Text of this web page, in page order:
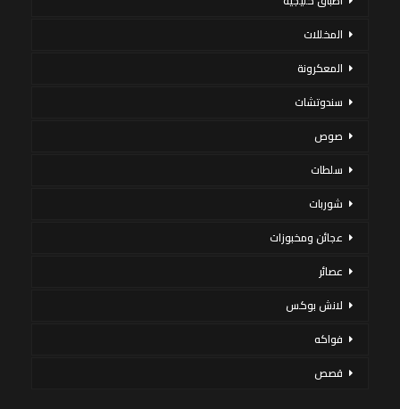
المخللات
المعكرونة
سندوتشات
صوص
سلطات
شوربات
عجائن ومخبوزات
عصائر
لانش بوكس
فواكه
قصص